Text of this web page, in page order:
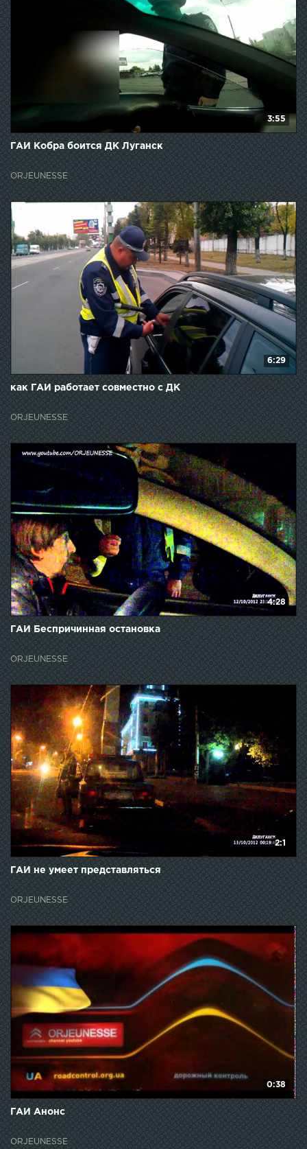
3:55
ГАИ Кобра боится ДК Луганск
ORJEUNESSE
6:29
как ГАИ работает совместно с ДК
ORJEUNESSE
4:28
ГАИ Беспричинная остановка
ORJEUNESSE
2:1
ГАИ не умеет представляться
ORJEUNESSE
0:38
ГАИ Анонс
ORJEUNESSE